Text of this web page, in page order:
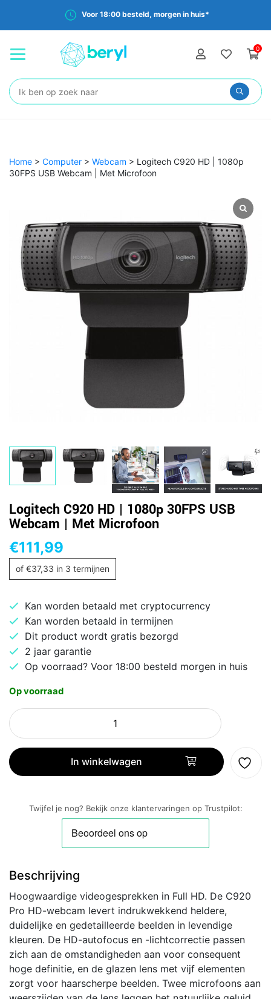
Voor 18:00 besteld, morgen in huis*
0
Zoeken:
Home > Computer > Webcam > Logitech C920 HD | 1080p
30FPS USB Webcam | Met Microfoon
Logitech C920 HD | 1080p 30FPS USB
Webcam | Met Microfoon
€111,99
of €37,33 in 3 termijnen
Kan worden betaald met cryptocurrency
Kan worden betaald in termijnen
Dit product wordt gratis bezorgd
2 jaar garantie
Op voorraad? Voor 18:00 besteld morgen in huis
Op voorraad
Logitech
C920
|
1080p
Webcam
aantal
In winkelwagen
Twijfel je nog? Bekijk onze klantervaringen op Trustpilot:
Beschrijving
Hoogwaardige videogesprekken in Full HD. De C920
Pro HD-webcam levert indrukwekkend heldere,
duidelijke en gedetailleerde beelden in levendige
kleuren. De HD-autofocus en -lichtcorrectie passen
zich aan de omstandigheden aan voor consequent
hoge definitie, en de glazen lens met vijf elementen
zorgt voor haarscherpe beelden. Twee microfoons aan